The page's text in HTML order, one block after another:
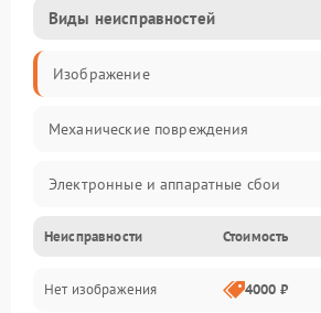
Виды неисправностей
Изображение
Механические повреждения
Электронные и аппаратные сбои
Неисправности сенсора и оптики
Программные ошибки
Неисправности Стоимость
Нет изображения 4000 ₽